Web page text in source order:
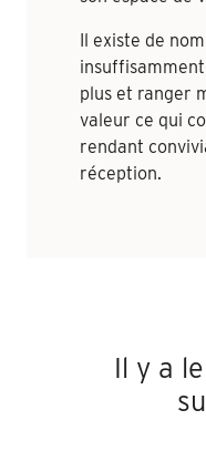
Il existe de
plus et ranger
valeur ce qui
rendant
réception.
Il y a